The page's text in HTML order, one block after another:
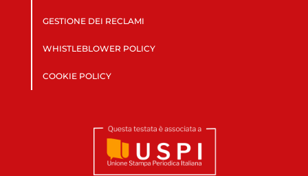
GESTIONE DEI RECLAMI
WHISTLEBLOWER POLICY
COOKIE POLICY